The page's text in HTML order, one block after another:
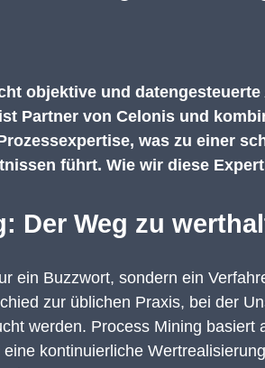
objektive und
Partner von Celonis und
was zu einer
führt. Wie wir diese
Der Weg zu
ein Buzzwort, sondern ein
zur üblichen Praxis, bei der
werden. Process Mining
kontinuierliche